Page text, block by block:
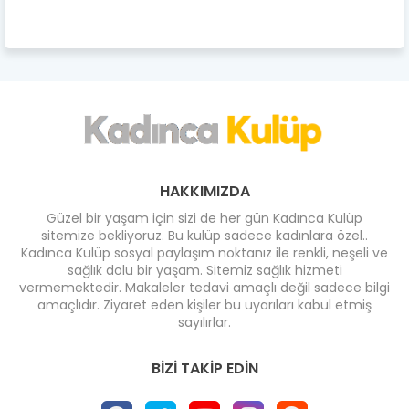
HAKKIMIZDA
Güzel bir yaşam için sizi de her gün Kadınca Kulüp
sitemize bekliyoruz. Bu kulüp sadece kadınlara özel..
Kadınca Kulüp sosyal paylaşım noktanız ile renkli, neşeli ve
sağlık dolu bir yaşam. Sitemiz sağlık hizmeti
vermemektedir. Makaleler tedavi amaçlı değil sadece bilgi
amaçlıdır. Ziyaret eden kişiler bu uyarıları kabul etmiş
sayılırlar.
BIZI TAKIP EDIN